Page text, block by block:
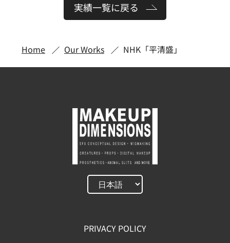
実績一覧に戻る
Home Our Works NHK「平清盛」
PRIVACY POLICY